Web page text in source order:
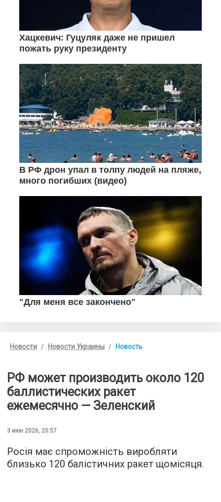
Новости Новости Украины Новость
РФ может производить около 120
баллистических ракет
ежемесячно — Зеленский
3 июн 2026, 20:57
Росія має спроможність виробляти
близько 120 балістичних ракет щомісяця.